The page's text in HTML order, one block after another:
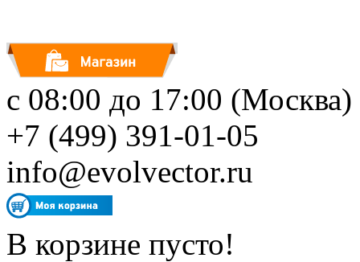
с 08:00 до 17:00 (Москва)
+7 (499) 391-01-05
info@evolvector.ru
В корзине пусто!